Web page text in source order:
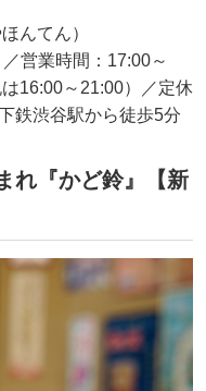
んてん）
営業時間：17:00～
16:00～21:00）／定休
鉄渋谷駅から徒歩5分
れ『かど鈴』【新